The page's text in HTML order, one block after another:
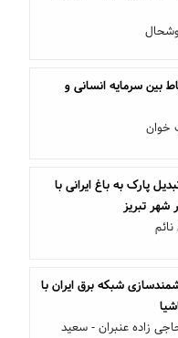
بین سرمایه انسانی و
خوان
پارک به باغ ایرانی با
تبریز
شبکه برق ایران با
زاده عنبران - سعید